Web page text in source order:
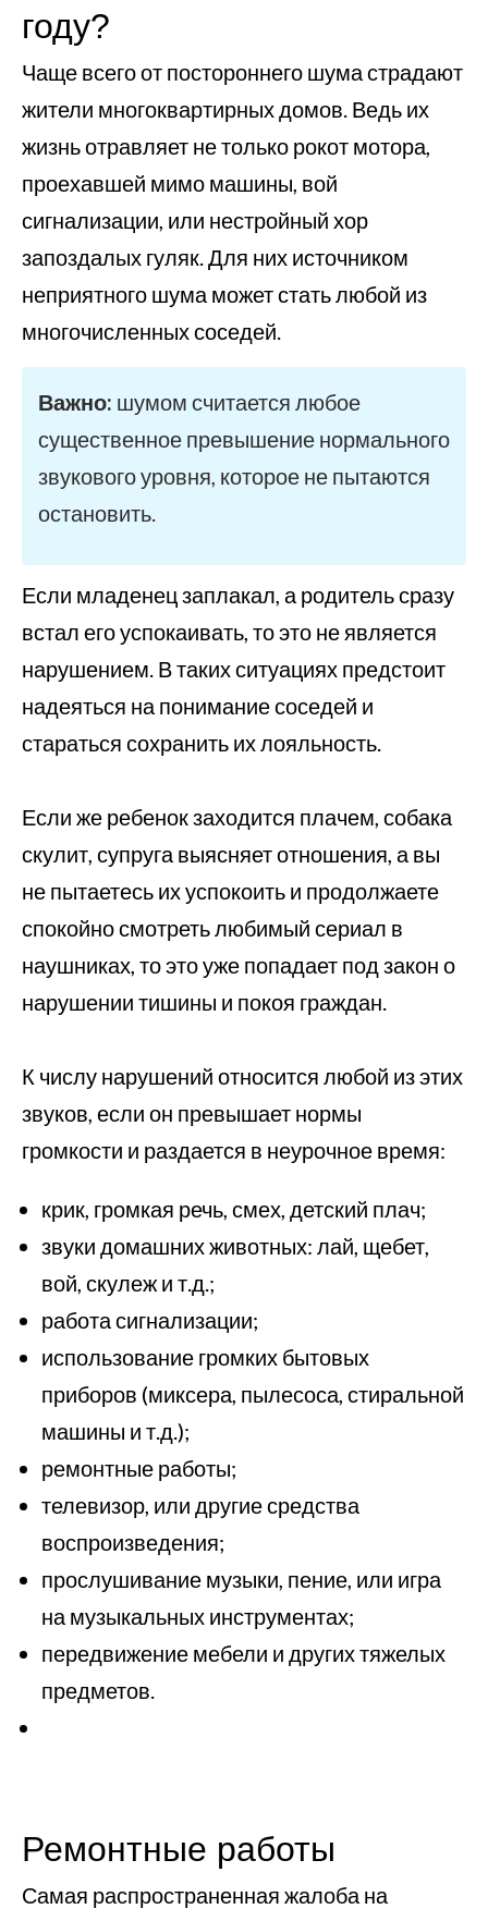
году?
Чаще всего от постороннего шума страдают
жители многоквартирных домов. Ведь их
жизнь отравляет не только рокот мотора,
проехавшей мимо машины, вой
сигнализации, или нестройный хор
запоздалых гуляк. Для них источником
неприятного шума может стать любой из
многочисленных соседей.
Важно: шумом считается любое
существенное превышение нормального
звукового уровня, которое не пытаются
остановить.
Если младенец заплакал, а родитель сразу
встал его успокаивать, то это не является
нарушением. В таких ситуациях предстоит
надеяться на понимание соседей и
стараться сохранить их лояльность.
Если же ребенок заходится плачем, собака
скулит, супруга выясняет отношения, а вы
не пытаетесь их успокоить и продолжаете
спокойно смотреть любимый сериал в
наушниках, то это уже попадает под закон о
нарушении тишины и покоя граждан.
К числу нарушений относится любой из этих
звуков, если он превышает нормы
громкости и раздается в неурочное время:
крик, громкая речь, смех, детский плач;
звуки домашних животных: лай, щебет,
вой, скулеж и т.д.;
работа сигнализации;
использование громких бытовых
приборов (миксера, пылесоса, стиральной
машины и т.д.);
ремонтные работы;
телевизор, или другие средства
воспроизведения;
прослушивание музыки, пение, или игра
на музыкальных инструментах;
передвижение мебели и других тяжелых
предметов.
Ремонтные работы
Самая распространенная жалоба на